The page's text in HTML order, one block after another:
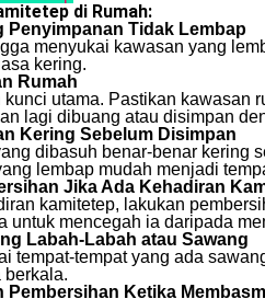
di Rumah:
Penyimpanan Tidak Lembap
menyukai kawasan yang
kering.
Rumah
utama. Pastikan kawasan
lagi dibuang atau disimpan
Kering Sebelum Disimpan
dibasuh benar-benar kering
lembap mudah menjadi
Jika Ada Kehadiran
kamitetep, lakukan
untuk mencegah ia daripada
Labah-Labah atau Sawang
tempat-tempat yang ada
berkala.
Pembersihan Ketika